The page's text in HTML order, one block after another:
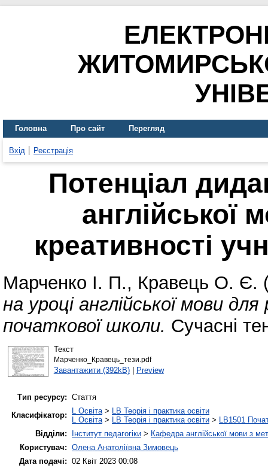
Головна Про сайт Перегляд
Вхід Реєстрація
Потенціал
англійської
креативності
Марченко І. П., Кравець О. Є.
на уроці англійської мови
початкової школи. Сучасні
Текст
Марченко_Кравець_тези.pdf
Завантажити (392kB)| Preview
Тип ресурсу: Стаття
Класифікатор:
L Освіта> LB Теорія і практика освіти
L Освіта> LB Теорія і практика освіти > LB1501
Відділи:
Інститут педагогіки > Кафедра англійської мови з
Користувач: Олена Анатоліївна Зимовець
Дата подачі: 02 Квіт 2023 00:08